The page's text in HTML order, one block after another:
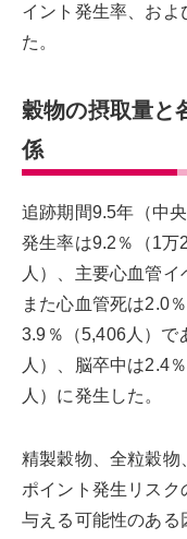
イント発生率、およ
た。
穀物の摂取量と
係
追跡期間9.5年（中
発生率は9.2％（1万
人）、主要心血管イ
また心血管死は2.0
3.9％（5,406人）で
人）、脳卒中は2.4
人）に発生した。
精製穀物、全粒穀物
ポイント発生リス
与える可能性のある